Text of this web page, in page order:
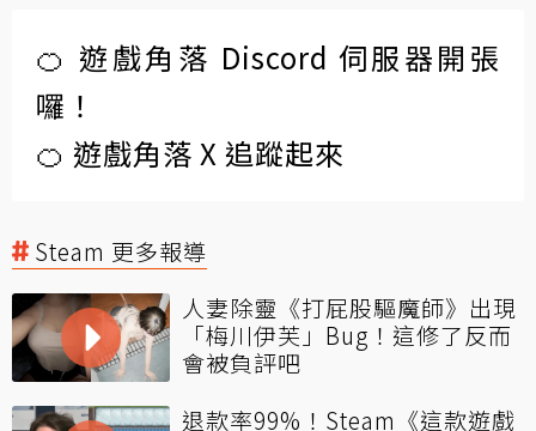
🍊 遊戲角落 Discord 伺服器開張
囉！
🍊 遊戲角落 X 追蹤起來
Steam 更多報導
人妻除靈《打屁股驅魔師》出現
「梅川伊芙」Bug！這修了反而
會被負評吧
退款率99%！Steam《這款遊戲